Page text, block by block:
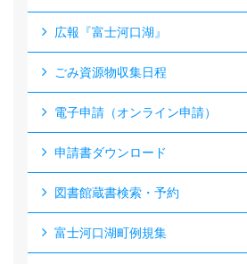
広報『富士河口湖』
ごみ資源物収集日程
電子申請（オンライン申請）
申請書ダウンロード
図書館蔵書検索・予約
富士河口湖町例規集